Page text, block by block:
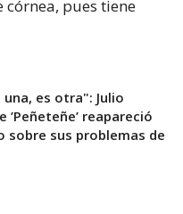
pues tiene
una, es otra": Julio
’Peñeteñe’ reapareció
sobre sus problemas de